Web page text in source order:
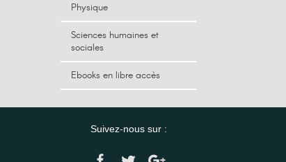
Physique
Sciences humaines et
sociales
Ebooks en libre accès
Suivez-nous sur :